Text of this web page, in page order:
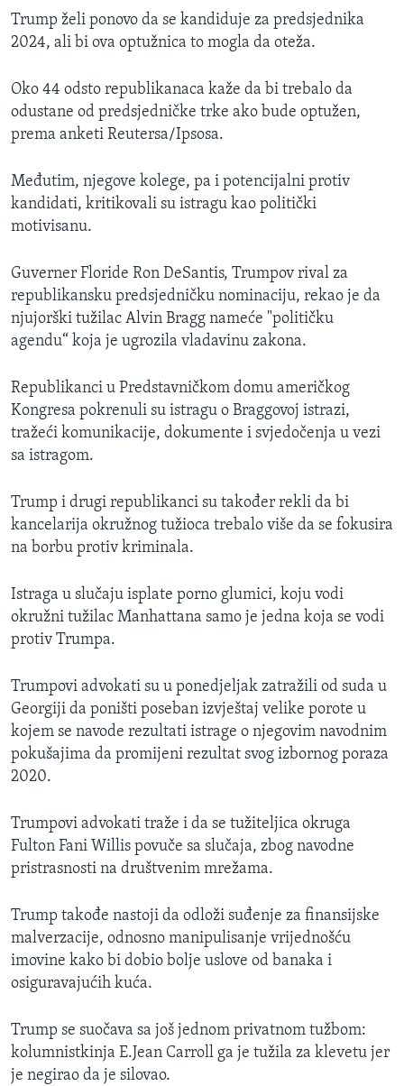
Trump želi ponovo da se kandiduje za predsjednika
2024, ali bi ova optužnica to mogla da oteža.
Oko 44 odsto republikanaca kaže da bi trebalo da
odustane od predsjedničke trke ako bude optužen,
prema anketi Reutersa/Ipsosa.
Međutim, njegove kolege, pa i potencijalni protiv
kandidati, kritikovali su istragu kao politički
motivisanu.
Guverner Floride Ron DeSantis, Trumpov rival za
republikansku predsjedničku nominaciju, rekao je da
njujorški tužilac Alvin Bragg nameće "političku
agendu“ koja je ugrozila vladavinu zakona.
Republikanci u Predstavničkom domu američkog
Kongresa pokrenuli su istragu o Braggovoj istrazi,
tražeći komunikacije, dokumente i svjedočenja u vezi
sa istragom.
Trump i drugi republikanci su također rekli da bi
kancelarija okružnog tužioca trebalo više da se fokusira
na borbu protiv kriminala.
Istraga u slučaju isplate porno glumici, koju vodi
okružni tužilac Manhattana samo je jedna koja se vodi
protiv Trumpa.
Trumpovi advokati su u ponedjeljak zatražili od suda u
Georgiji da poništi poseban izvještaj velike porote u
kojem se navode rezultati istrage o njegovim navodnim
pokušajima da promijeni rezultat svog izbornog poraza
2020.
Trumpovi advokati traže i da se tužiteljica okruga
Fulton Fani Willis povuče sa slučaja, zbog navodne
pristrasnosti na društvenim mrežama.
Trump takođe nastoji da odloži suđenje za finansijske
malverzacije, odnosno manipulisanje vrijednošću
imovine kako bi dobio bolje uslove od banaka i
osiguravajućih kuća.
Trump se suočava sa još jednom privatnom tužbom:
kolumnistkinja E.Jean Carroll ga je tužila za klevetu jer
je negirao da je silovao.